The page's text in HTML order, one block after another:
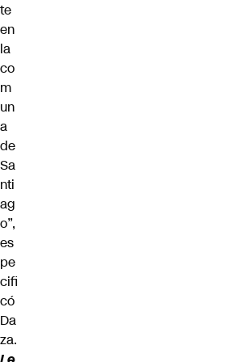
te
en
la
co
m
un
a
de
Sa
nti
ag
o”,
es
pe
cifi
có
Da
za.